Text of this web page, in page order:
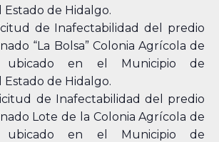
de Hidalgo.
de Inafectabilidad del predio
“La Bolsa” Colonia Agrícola de
ubicado en el Municipio de
de Hidalgo.
de Inafectabilidad del predio
Lote de la Colonia Agrícola de
ubicado en el Municipio de